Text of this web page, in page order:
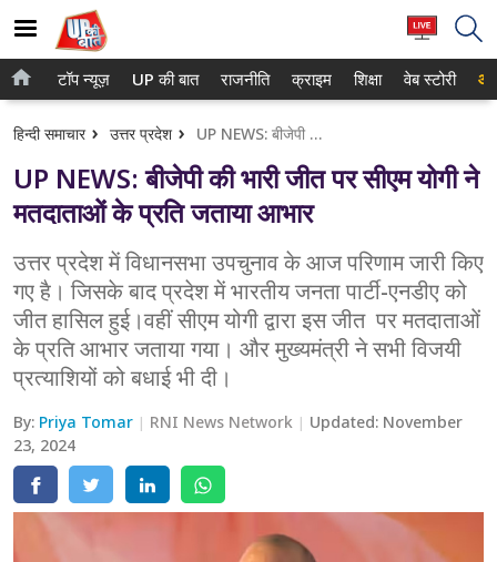
होम
टॉप न्यूज़
UP की बात
क्राइम
शिक्षा
वेब स्टोरी
टॉप न्यूज़ UP की बात राजनीति क्राइम शिक्षा वेब स्टोरी
हिन्दी समाचार उत्तर प्रदेश UP NEWS: बीजेपी की भारी जीत पर सीएम योगी ने मतदाताओं के प्रति जताया आभार
UP NEWS: बीजेपी की भारी जीत पर सीएम योगी ने
मतदाताओं के प्रति जताया आभार
उत्तर प्रदेश में विधानसभा उपचुनाव के आज परिणाम जारी किए
गए है। जिसके बाद प्रदेश में भारतीय जनता पार्टी-एनडीए को
जीत हासिल हुई।वहीं सीएम योगी द्वारा इस जीत पर मतदाताओं
के प्रति आभार जताया गया। और मुख्यमंत्री ने सभी विजयी
प्रत्याशियों को बधाई भी दी।
By: Priya Tomar RNI News Network Updated: November
23, 2024
गाजियाबाद
लखनऊ
वाराणसी
आगरा
अयोध्या
अलीगढ़
मथुरा
मेरठ